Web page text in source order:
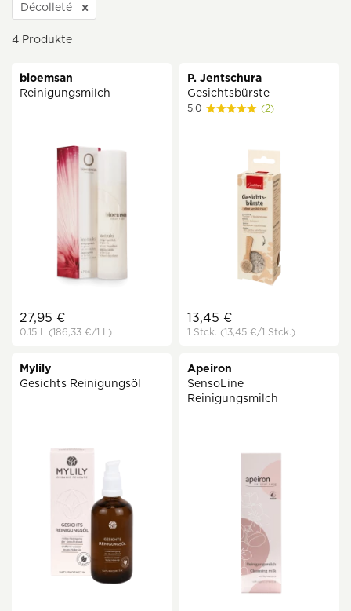
Décolleté
4 Produkte
bioemsan
Reinigungsmilch
27,95 €
0.15 L (186,33 €/1 L)
P. Jentschura
Gesichtsbürste
5.0 (2)
13,45 €
1 Stck. (13,45 €/1 Stck.)
Mylily
Gesichts Reinigungsöl
Apeiron
SensoLine
Reinigungsmilch